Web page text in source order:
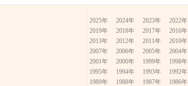
2025年 2024年 2023年 2022年
2019年
2018年 2017年 2016年
2013年
2012年 2011年 2010年
2007年
2006年 2005年 2004年
2001年
2000年 1999年 1998年
1995年
1994年 1993年 1992年
1989年
1988年 1987年 1986年